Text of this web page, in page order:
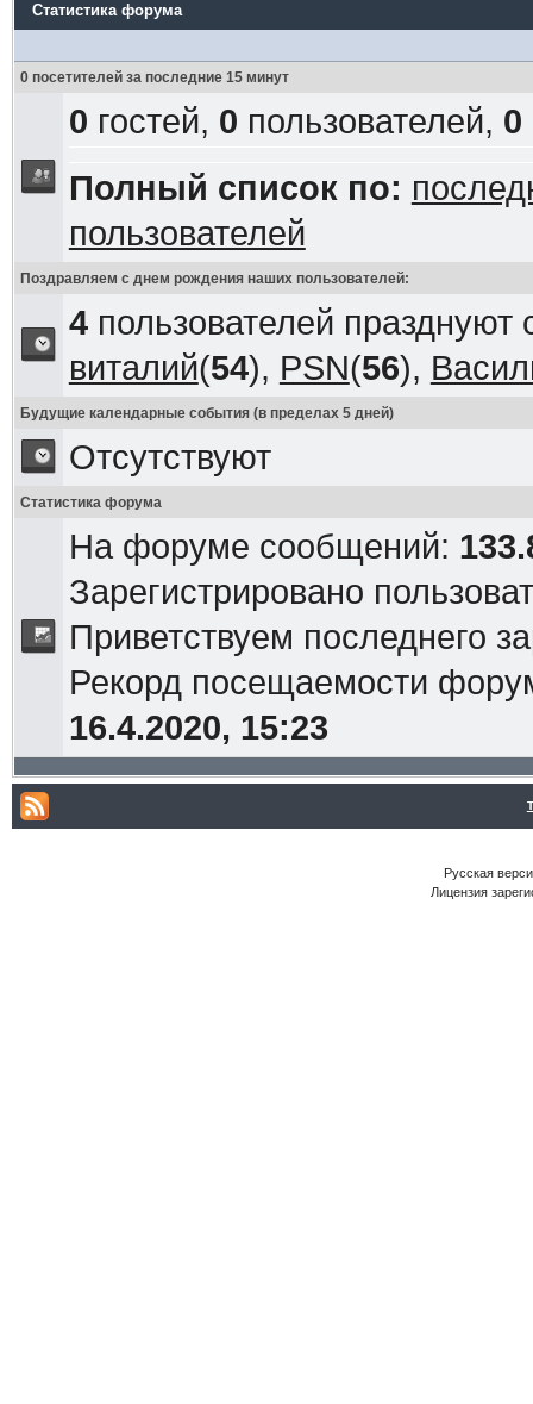
Статистика форума
0 посетителей за последние 15 минут
0 гостей, 0 пользователей, 0
Полный список по:
пользователей
Поздравляем с днем рождения наших пользователей:
4пользователей празднуют
виталий(54), PSN(56),
Будущие календарные события (в пределах 5 дней)
Отсутствуют
Статистика форума
На форуме сообщений:
Зарегистрировано
Приветствуем последнего
Рекорд посещаемости
16.4.2020, 15:23
Русская
Лицензия